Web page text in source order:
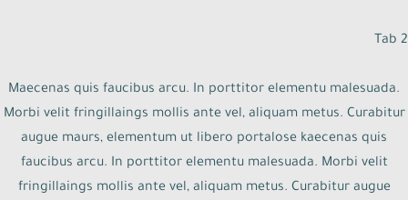
Tab 2
Maecenas quis faucibus arcu. In porttitor elementu malesuada.
Morbi velit fringillaings mollis ante vel, aliquam metus. Curabitur
augue maurs, elementum ut libero portalose kaecenas quis
faucibus arcu. In porttitor elementu malesuada. Morbi velit
fringillaings mollis ante vel, aliquam metus. Curabitur augue